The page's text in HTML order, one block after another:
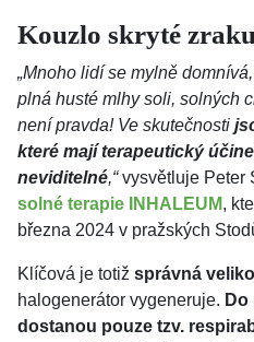
Kouzlo skryté
„Mnoho lidí se mylně
plná husté mlhy soli, solných
není pravda! Ve skutečnosti
které mají terapeutický
neviditelné,“vysvětluje Peter
solné terapie INHALEUM,
března 2024 v pražských
Klíčová je totiž správná
halogenerátor vygeneruje.
dostanou pouze tzv.